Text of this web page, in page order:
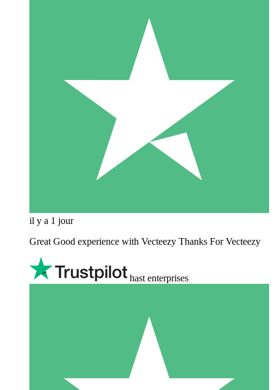
il y a 1 jour
Great Good experience with Vecteezy Thanks For Vecteezy
hast enterprises